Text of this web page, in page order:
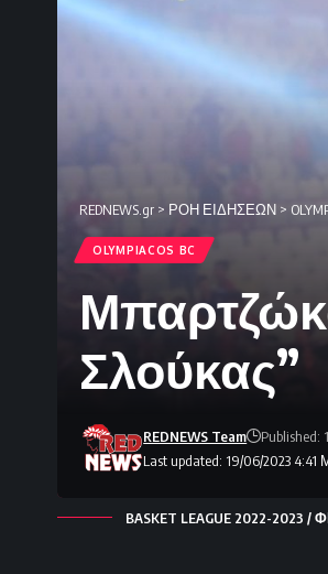
REDNEWS.gr > ΡΟΗ ΕΙΔΗΣΕΩΝ >
OLYMPIACOS BC
Σλούκας”
Last updated: 19/06/2023 4:41
REDNEWS Team Published:
BASKET LEAGUE 2022-